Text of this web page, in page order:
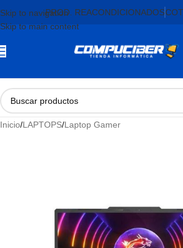
Skip to navigation
Skip to main content
PROD. REACONDICIONADOS
Inicio/LAPTOPS/Laptop Gamer